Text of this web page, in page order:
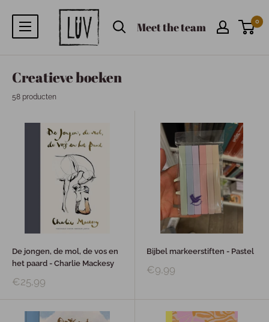
Meet the team 0
Creatieve boeken
58 producten
De jongen, de mol, de vos en
het paard - Charlie Mackesy
€25,99
Bijbel markeerstiften - Pastel
€9,99